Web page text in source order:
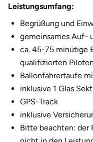
11 Personen
12 Personen
Leistungsumfang:
Begrüßung und
gemeinsames Auf-
ca. 45-75 minütige
qualifizierten Piloten
Ballonfahrertaufe
inklusive 1 Glas Sekt
GPS-Track
inklusive
Bitte beachten: der